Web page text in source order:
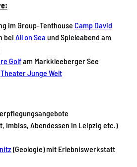
im Group-Tenthouse Camp David
bei All on Sea und Spieleabend am
Golfam Markkleeberger See
Theater Junge Welt
Imbiss, Abendessen in Leipzig etc.)
(Geologie) mit Erlebniswerkstatt